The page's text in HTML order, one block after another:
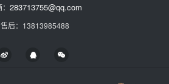
：283713755@qq.com
售后：13813985488